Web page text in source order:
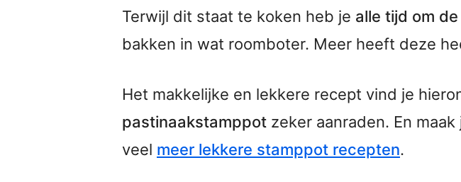
Terwijl dit staat te koken heb je alle tijd om
bakken in wat roomboter. Meer heeft deze
Het makkelijke en lekkere recept vind je
pastinaakstamppot zeker aanraden. En
veel meer lekkere stamppot recepten.